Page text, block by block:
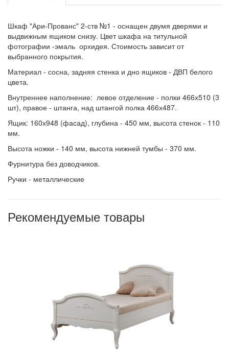
Шкаф "Ари-Прованс" 2-ств №1 - оснащен двумя дверями и
выдвижным ящиком снизу. Цвет шкафа на титульной
фотографии -эмаль орхидея. Стоимость зависит от
выбранного покрытия.
Материал - сосна, задняя стенка и дно ящиков - ДВП белого
цвета.
Внутреннее наполнение: левое отделение - полки 466х510 (3
шт), правое - штанга, над штангой полка 466х487.
Ящик: 160х948 (фасад), глубина - 450 мм, высота стенок - 110
мм.
Высота ножки - 140 мм, высота нижней тумбы - 370 мм.
Фурнитура без доводчиков.
Ручки - металлические
Рекомендуемые товары